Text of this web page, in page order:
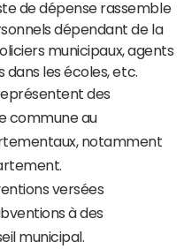
de dépense rassemble
dépendant de la
municipaux, agents
dans les écoles, etc.
des
commune au
notamment
versées
à des
municipal.